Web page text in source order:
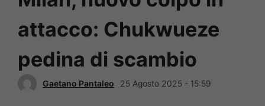
attacco: Chukwueze
pedina di scambio
Gaetano Pantaleo 25 Agosto 2025 - 15:59